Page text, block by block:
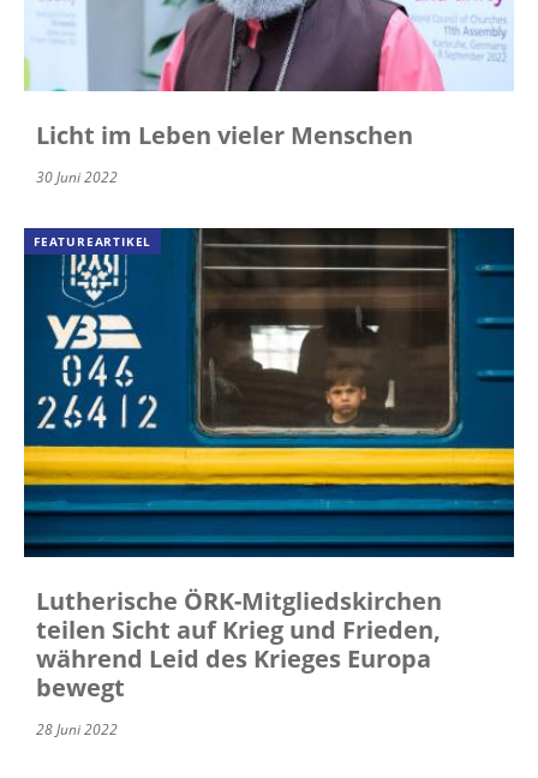
Licht im Leben vieler Menschen
30 Juni 2022
FEATUREARTIKEL
Lutherische ÖRK-Mitgliedskirchen
teilen Sicht auf Krieg und Frieden,
während Leid des Krieges Europa
bewegt
28 Juni 2022